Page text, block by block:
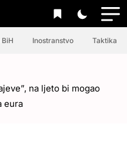
Inostranstvo Taktika
na ljeto bi mogao
eura